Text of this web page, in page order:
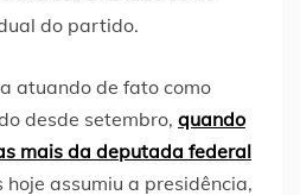
do partido.
atuando de fato como
desde setembro, quando
mais da deputada federal
hoje assumiu a presidência,